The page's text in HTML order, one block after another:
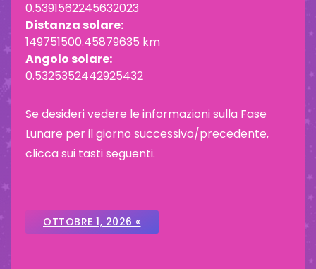
0.5391562245632023
Distanza solare:
149751500.45879635 km
Angolo solare:
0.5325352442925432
Se desideri vedere le informazioni sulla Fase
Lunare per il giorno successivo/precedente,
clicca sui tasti seguenti.
OTTOBRE 1, 2026 «